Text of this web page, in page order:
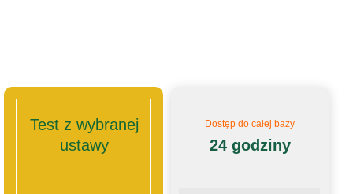
Test z wybranej
ustawy
Dostęp do całej bazy
24 godziny